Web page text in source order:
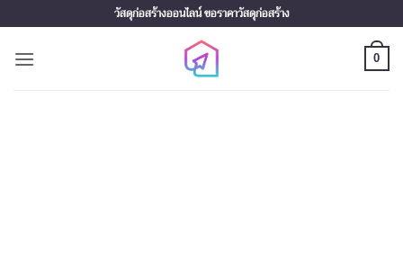
to
content
วัสดุก่อสร้างออนไลน์ ขอราคาวัสดุก่อสร้าง
0